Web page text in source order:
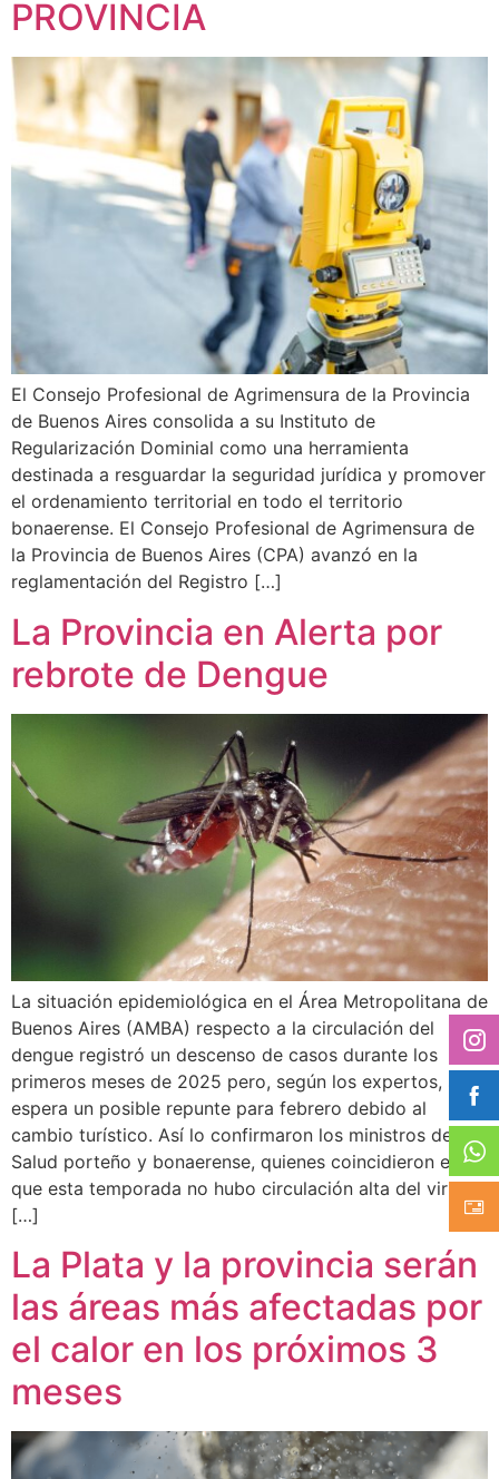
PROVINCIA
El Consejo Profesional de Agrimensura de la Provincia
de Buenos Aires consolida a su Instituto de
Regularización Dominial como una herramienta
destinada a resguardar la seguridad jurídica y promover
el ordenamiento territorial en todo el territorio
bonaerense. El Consejo Profesional de Agrimensura de
la Provincia de Buenos Aires (CPA) avanzó en la
reglamentación del Registro […]
La Provincia en Alerta por
rebrote de Dengue
La situación epidemiológica en el Área Metropolitana de
Buenos Aires (AMBA) respecto a la circulación del
dengue registró un descenso de casos durante los
primeros meses de 2025 pero, según los expertos, se
espera un posible repunte para febrero debido al
cambio turístico. Así lo confirmaron los ministros de
Salud porteño y bonaerense, quienes coincidieron en
que esta temporada no hubo circulación alta del virus ni
[…]
La Plata y la provincia serán
las áreas más afectadas por
el calor en los próximos 3
meses